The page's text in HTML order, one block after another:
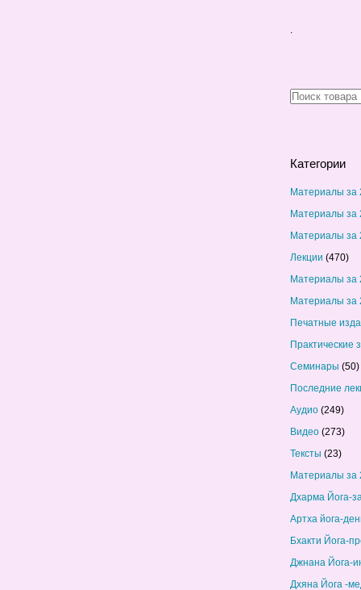
.
Категории
Материалы за
Материалы за
Материалы за
Лекции (470)
Материалы за
Материалы за
Печатные
Практические
Семинары (50)
Последние
Аудио (249)
Видео (273)
Тексты (23)
Материалы за
Дхарма Йога-
Артха йога-
Бхакти Йога-
Джнана Йога-
Дхяна Йога -